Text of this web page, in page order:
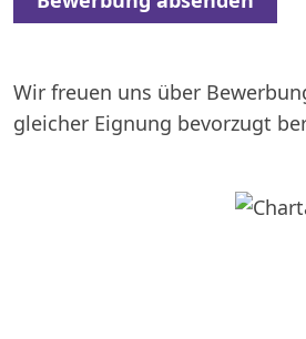
Wir freuen uns über
gleicher Eignung bevorzugt